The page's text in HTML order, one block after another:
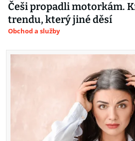
Češi propadli motorkám.
trendu, který jiné děsí
Obchod a služby